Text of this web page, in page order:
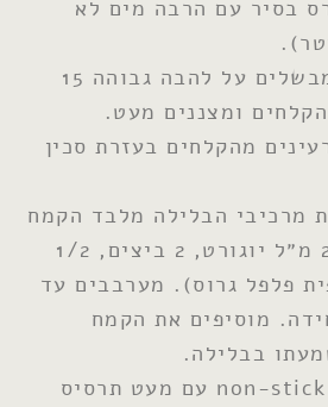
בסיר עם הרבה מים לא
מביאים לרתיחה ומבשלים על להבה גבוהה 15
ומצננים מעט.
מהקלחים בעזרת סכין
מרכיבי הבלילה מלבד הקמח
(גרעיני תירס, 200 מ״ל יוגורט, 2 ביצים, 1/2
מלח, 1/4 כפית פלפל גרוס). מערבבים עד
מוסיפים את הקמח
בבלילה.
4. מחממים מחבת non-stick עם מעט תרסיס